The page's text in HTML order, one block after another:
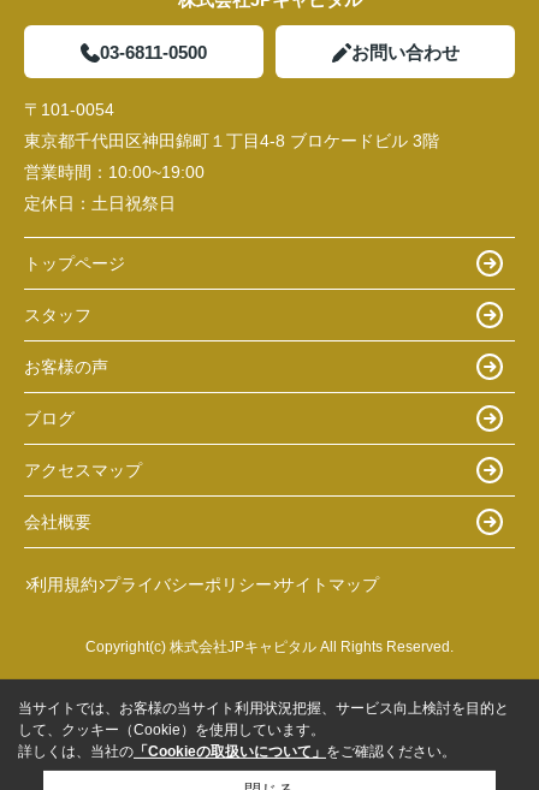
03-6811-0500 お問い合わせ
〒101-0054
東京都千代田区神田錦町１丁目4-8 ブロケードビル 3階
営業時間： 10:00~19:00
定休日： 土日祝祭日
トップページ
スタッフ
お客様の声
ブログ
アクセスマップ
会社概要
利用規約 プライバシーポリシー サイトマップ
Copyright(c) 株式会社JPキャピタル All Rights Reserved.
当サイトでは、お客様の当サイト利用状況把握、サービス向上検討を目的と
して、クッキー（Cookie）を使用しています。
詳しくは、当社の 「Cookieの取扱いについて」 をご確認ください。